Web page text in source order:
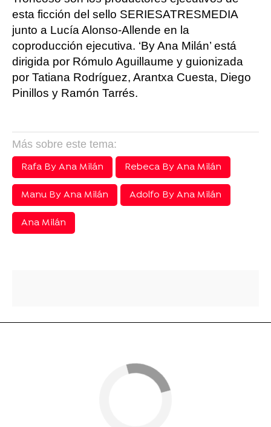
esta ficción del sello SERIESATRESMEDIA
junto a Lucía Alonso-Allende en la
coproducción ejecutiva. ‘By Ana Milán’ está
dirigida por Rómulo Aguillaume y guionizada
por Tatiana Rodríguez, Arantxa Cuesta, Diego
Pinillos y Ramón Tarrés.
Más sobre este tema:
Rafa By Ana Milán
Rebeca By Ana Milán
Manu By Ana Milán Adolfo By Ana Milán
Ana Milán